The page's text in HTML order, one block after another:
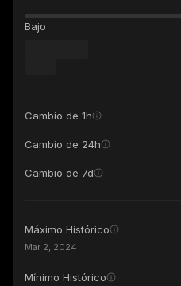
Bajo
Cambio de 1h
Cambio de 24h
Cambio de 7d
Máximo Histórico
Mar 2, 2024
Mínimo Histórico